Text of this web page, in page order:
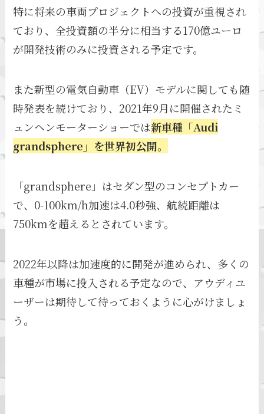
特に将来の車両プロジェクトへの投資が重視され
ており、全投資額の半分に相当する170億ユーロ
が開発技術のみに投資される予定です。
また新型の電気自動車（EV）モデルに関しても随
時発表を続けており、2021年9月に開催されたミ
ュンヘンモーターショーでは新車種「Audi
grandsphere」を世界初公開。
「grandsphere」はセダン型のコンセプトカー
で、0-100km/h加速は4.0秒強、航続距離は
750kmを超えるとされています。
2022年以降は加速度的に開発が進められ、多くの
車種が市場に投入される予定なので、アウディユ
ーザーは期待して待っておくように心がけましょ
う。